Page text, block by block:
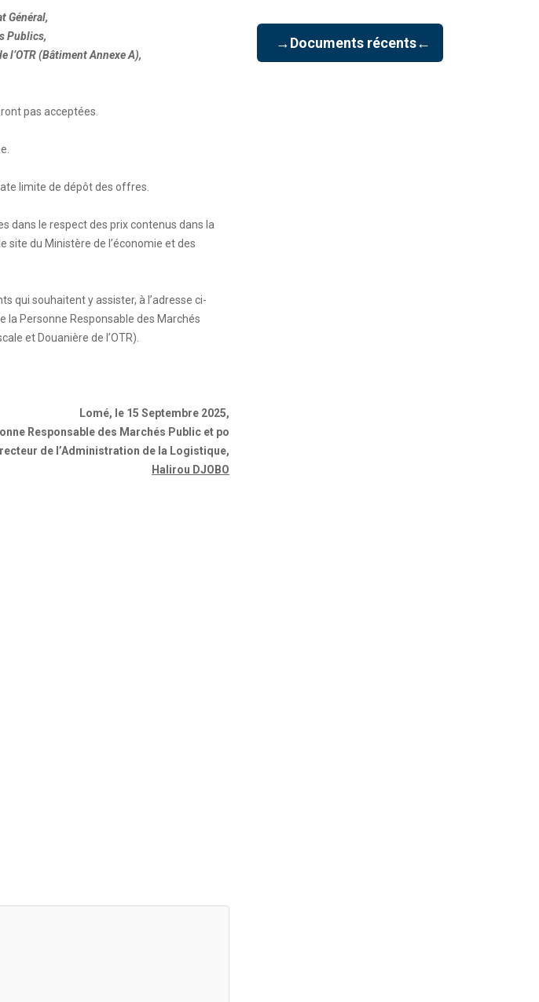
Général,
Publics,
l’OTR (Bâtiment Annexe A),
pas acceptées.
limite de dépôt des offres.
dans le respect des prix contenus dans la
site du Ministère de l’économie et des
qui souhaitent y assister, à l’adresse ci-
la Personne Responsable des Marchés
et Douanière de l’OTR).
Lomé, le 15 Septembre 2025,
Responsable des Marchés Public et po
de l’Administration de la Logistique,
Halirou DJOBO
→Documents récents←